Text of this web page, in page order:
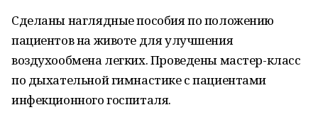
Сделаны наглядные пособия по положению
пациентов на животе для улучшения
воздухообмена легких. Проведены мастер-класс
по дыхательной гимнастике с пациентами
инфекционного госпиталя.